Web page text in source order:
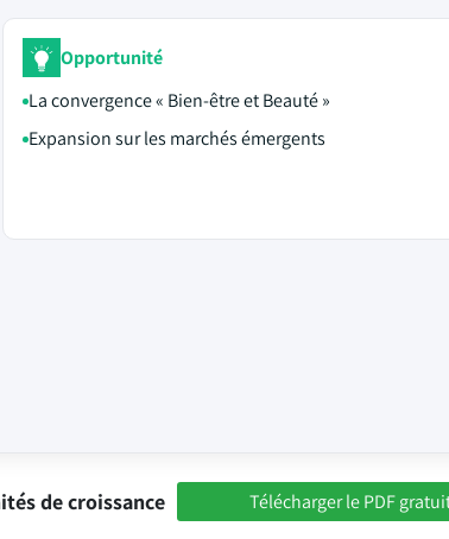
Opportunité
La convergence « Bien-être et Beauté »
Expansion sur les marchés émergents
de croissance Télécharger le PDF